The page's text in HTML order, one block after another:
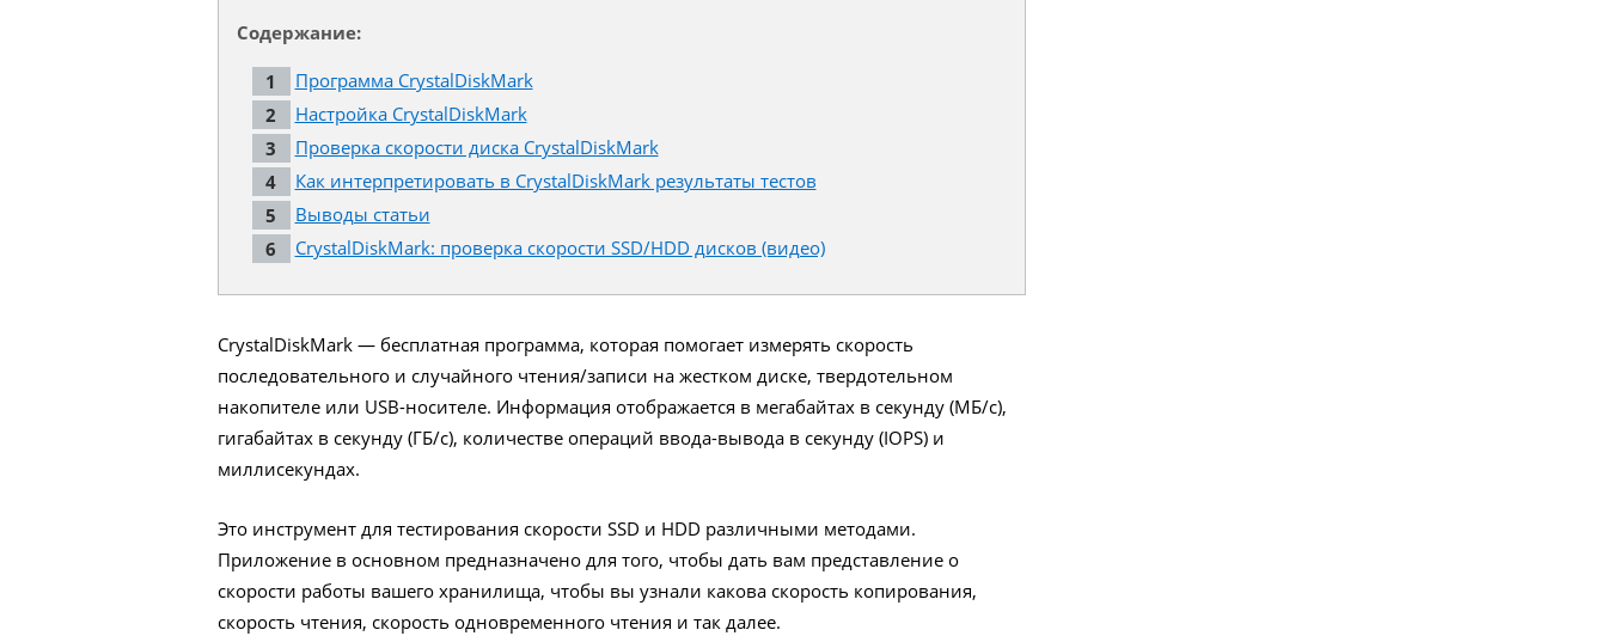
Содержание:
Программа CrystalDiskMark
Настройка CrystalDiskMark
Проверка скорости диска CrystalDiskMark
Как интерпретировать в CrystalDiskMark результаты тестов
Выводы статьи
CrystalDiskMark: проверка скорости SSD/HDD дисков (видео)
CrystalDiskMark — бесплатная программа, которая помогает измерять скорость
последовательного и случайного чтения/записи на жестком диске, твердотельном
накопителе или USB-носителе. Информация отображается в мегабайтах в секунду (МБ/с),
гигабайтах в секунду (ГБ/с), количестве операций ввода-вывода в секунду (IOPS) и
миллисекундах.
Это инструмент для тестирования скорости SSD и HDD различными методами.
Приложение в основном предназначено для того, чтобы дать вам представление о
скорости работы вашего хранилища, чтобы вы узнали какова скорость копирования,
скорость чтения, скорость одновременного чтения и так далее.